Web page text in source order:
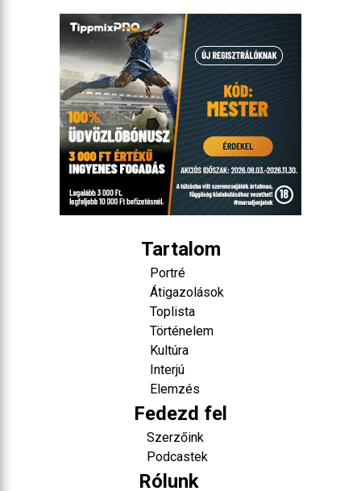
Tartalom
Portré
Átigazolások
Toplista
Történelem
Kultúra
Interjú
Elemzés
Fedezd fel
Szerzőink
Podcastek
Rólunk